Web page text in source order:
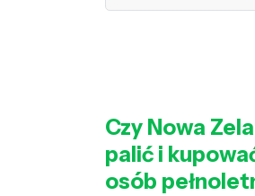
Czy Nowa
palić i
osób